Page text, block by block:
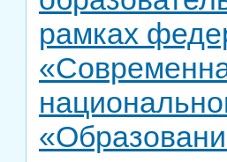
рамках